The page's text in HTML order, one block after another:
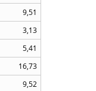
9,51
3,13
5,41
16,73
9,52